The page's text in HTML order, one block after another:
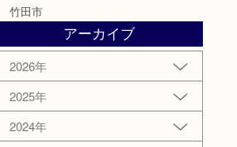
竹田市
アーカイブ
2026年
2025年
2024年